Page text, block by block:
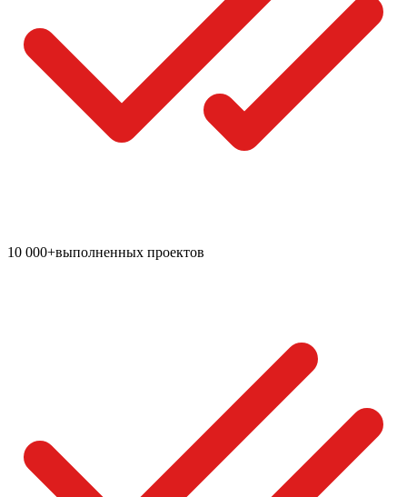
10 000+выполненных проектов